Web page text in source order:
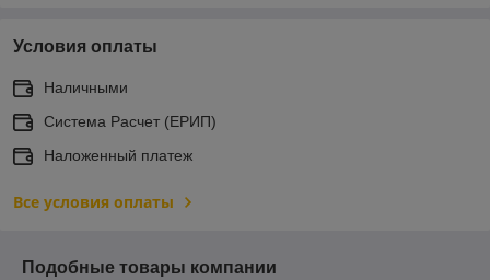
Условия оплаты
Наличными
Система Расчет (ЕРИП)
Наложенный платеж
Все условия оплаты
Подобные товары компании